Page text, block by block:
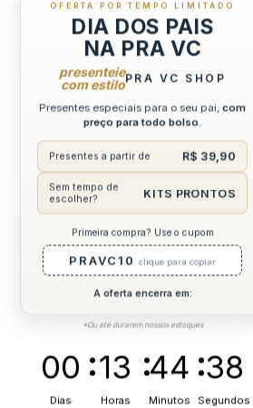
Primeira Troca
Frete por nossa conta na
Troca em até 30
Mais tempo para experimentar
Compra sem Risco
7 dias para reembolso
Atendimento
Via WhatsApp antes e
DESCRIÇÃO COMPLETA
AVALIAÇÕES
Nenhuma avaliação cadastrada para esse produto.
OFERTA POR TEMPO LIMITADO
DIA DOS PAIS
NA PRA VC
presenteie
com estiloPRA VC SHOP
Presentes especiais para o seu pai, com
preço para todo bolso.
Presentes a partir de R$ 39,90
Sem tempo de
escolher?
KITS PRONTOS
Primeira compra? Use o cupom
PRAVC10 clique para copiar
A oferta encerra em:
*Ou até durarem nossos estoques
00
Dias
13
Horas
44
Minutos
37
Segundos